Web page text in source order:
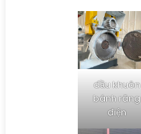
đầu khuôn
bánh răng
điện